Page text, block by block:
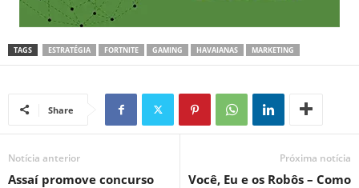
TAGS ESTRATÉGIA FORTNITE GAMING HAVAIANAS MARKETING
Share
Notícia anterior
Assaí promove concurso
Próxima notícia
Você, Eu e os Robôs – Como